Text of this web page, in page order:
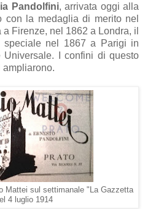
Pandolfini, arrivata oggi alla
con la medaglia di merito nel
Firenze, nel 1862 a Londra, il
speciale nel 1867 a Parigi in
I confini di questo
ampliarono.
Mattei sul settimanale "La Gazzetta
4 luglio 1914